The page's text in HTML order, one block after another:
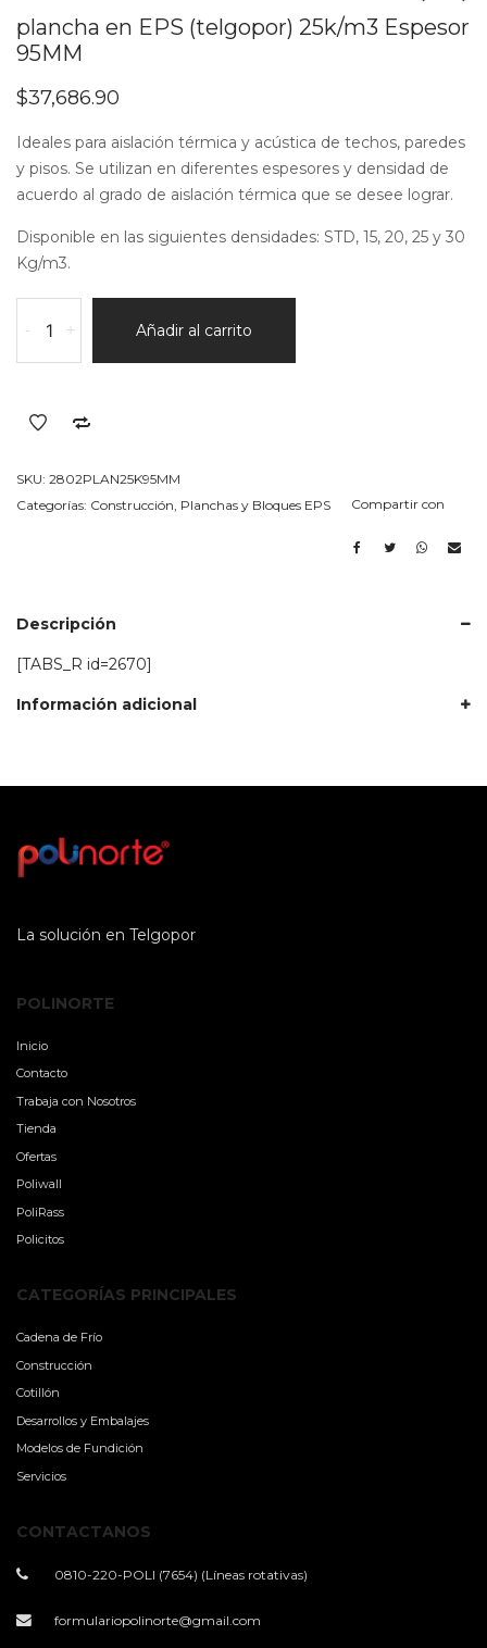
plancha en EPS (telgopor) 25k/m3 Espesor
95MM
$37,686.90
Ideales para aislación térmica y acústica de techos, paredes
y pisos. Se utilizan en diferentes espesores y densidad de
acuerdo al grado de aislación térmica que se desee lograr.
Disponible en las siguientes densidades: STD, 15, 20, 25 y 30
Kg/m3.
-
en
EPS
25k/m3
+ Añadir al carrito
SKU: 2802PLAN25K95MM
Categorías: Construcción Planchas y Bloques EPS Compartir con
Descripción
[TABS_R id=2670]
Información adicional
La solución en Telgopor
POLINORTE
Inicio
Contacto
Trabaja con Nosotros
Tienda
Ofertas
Poliwall
PoliRass
Policitos
CATEGORÍAS PRINCIPALES
Cadena de Frío
Construcción
Cotillón
Desarrollos y Embalajes
Modelos de Fundición
Servicios
CONTACTANOS
0810-220-POLI (7654) (Líneas rotativas)
formulariopolinorte@gmail.com